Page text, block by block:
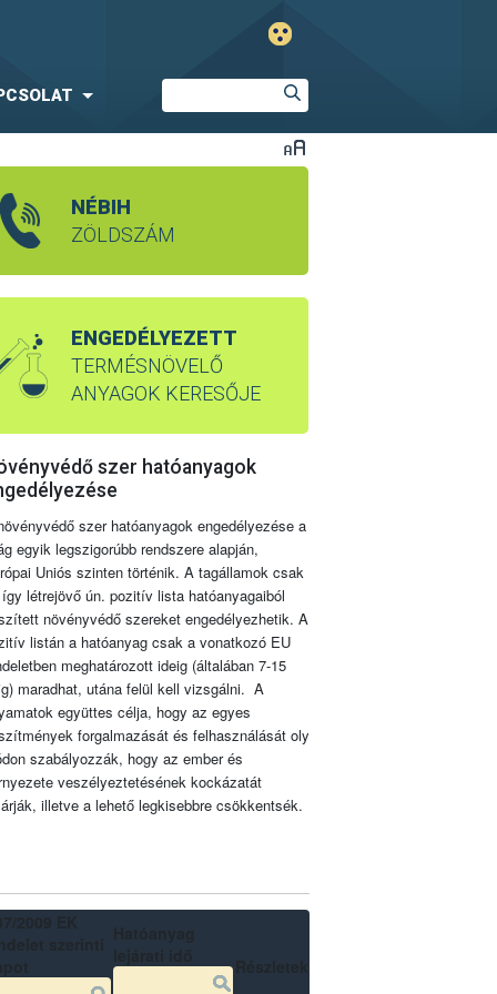
NÉBIH
ZÖLDSZÁM
ENGEDÉLYEZETT
TERMÉSNÖVELŐ
ANYAGOK KERESŐJE
szer hatóanyagok
szer hatóanyagok engedélyezése a
egyik legszigorúbb rendszere alapján,
Uniós szinten történik. A tagállamok csak
létrejövő ún. pozitív lista hatóanyagaiból
növényvédő szereket engedélyezhetik. A
listán a hatóanyag csak a vonatkozó EU
meghatározott ideig (általában 7-15
maradhat, utána felül kell vizsgálni. A
együttes célja, hogy az egyes
forgalmazását és felhasználását oly
szabályozzák, hogy az ember és
veszélyeztetésének kockázatát
illetve a lehető legkisebbre csökkentsék.